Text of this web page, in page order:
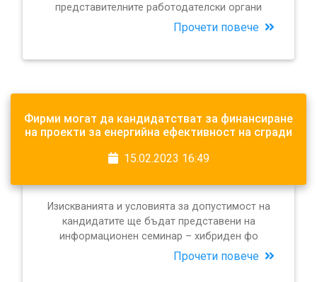
представителните работодателски органи
Прочети повече
Фирми могат да кандидатстват за финансиране
на проекти за енергийна ефективност на сгради
15.02.2023 16:49
Изискванията и условията за допустимост на
кандидатите ще бъдат представени на
информационен семинар – хибриден фо
Прочети повече